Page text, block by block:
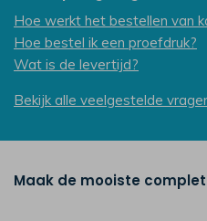
Hoe werkt het bestellen van
Hoe bestel ik een proefdruk?
Wat is de levertijd?
Bekijk alle veelgestelde
Maak de mooiste